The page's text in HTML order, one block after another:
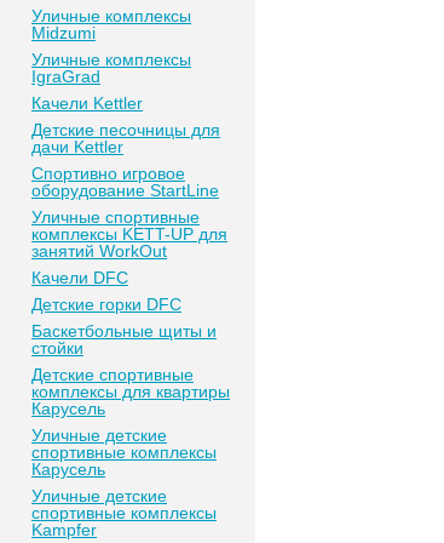
Уличные комплексы
Midzumi
Уличные комплексы
IgraGrad
Качели Kettler
Детские песочницы для
дачи Kettler
Спортивно игровое
оборудование StartLine
Уличные спортивные
комплексы KETT-UP для
занятий WorkOut
Качели DFC
Детские горки DFC
Баскетбольные щиты и
стойки
Детские спортивные
комплексы для квартиры
Карусель
Уличные детские
спортивные комплексы
Карусель
Уличные детские
спортивные комплексы
Kampfer